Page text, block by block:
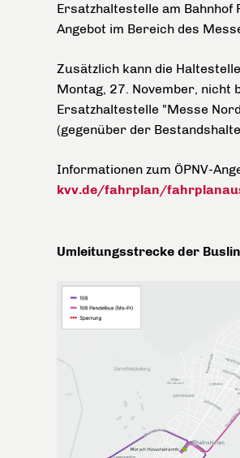
Ersatzhaltestelle am
Angebot im Bereich des
Zusätzlich kann die
Montag, 27. November, nicht
Ersatzhaltestelle "Messe
(gegenüber der
Informationen zum ÖPNV-
kvv.de/fahrplan/
Umleitungsstrecke der